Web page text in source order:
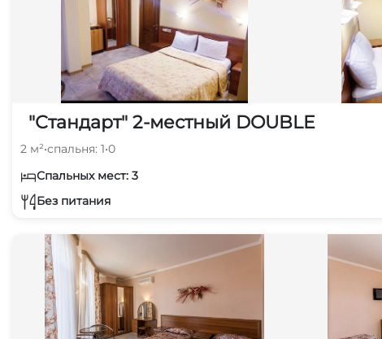
"Стандарт" 2-местный DOUBLE
2 м²•спальня: 1•0
Спальных мест: 3
Без питания